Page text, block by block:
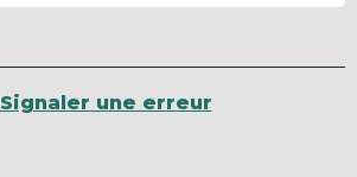
Signaler une erreur